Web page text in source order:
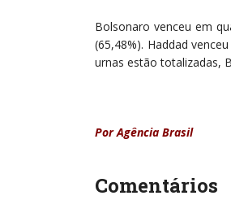
Bolsonaro venceu em
(65,48%). Haddad
urnas estão totalizadas,
Por Agência Brasil
Comentários